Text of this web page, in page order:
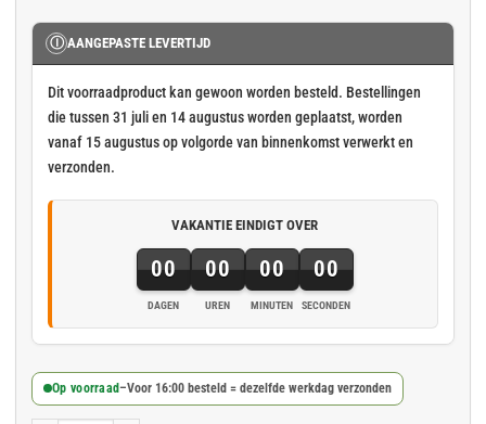
Ⓘ AANGEPASTE LEVERTIJD
Dit voorraadproduct kan gewoon worden besteld. Bestellingen
die tussen 31 juli en 14 augustus worden geplaatst, worden
vanaf 15 augustus op volgorde van binnenkomst verwerkt en
verzonden.
VAKANTIE EINDIGT OVER
00
DAGEN
00
UREN
00
MINUTEN
00
SECONDEN
Op voorraad –Voor 16:00 besteld = dezelfde werkdag verzonden